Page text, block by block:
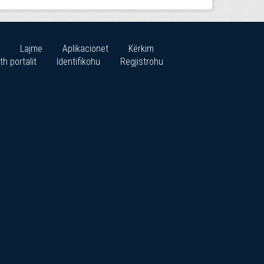
Lajme Aplikacionet
Kërkim
portalit
Identifikohu Regjistrohu